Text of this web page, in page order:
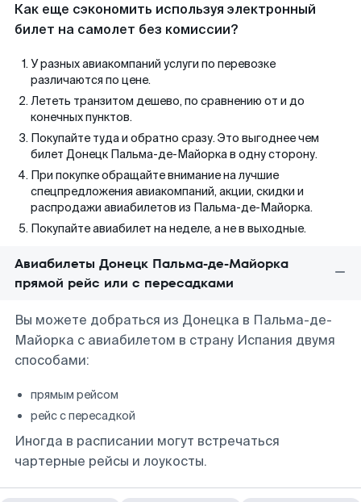
Как еще сэкономить используя электронный
билет на самолет без комиссии?
У разных авиакомпаний услуги по перевозке
различаются по цене.
Лететь транзитом дешево, по сравнению от и до
конечных пунктов.
Покупайте туда и обратно сразу. Это выгоднее чем
билет Донецк Пальма-де-Майорка в одну сторону.
При покупке обращайте внимание на лучшие
спецпредложения авиакомпаний, акции, скидки и
распродажи авиабилетов из Пальма-де-Майорка.
Покупайте авиабилет на неделе, а не в выходные.
Авиабилеты Донецк Пальма-де-Майорка
прямой рейс или с пересадками
Вы можете добраться из Донецка в Пальма-де-
Майорка с авиабилетом в страну Испания двумя
способами:
прямым рейсом
рейс с пересадкой
Иногда в расписании могут встречаться
чартерные рейсы и лоукосты.